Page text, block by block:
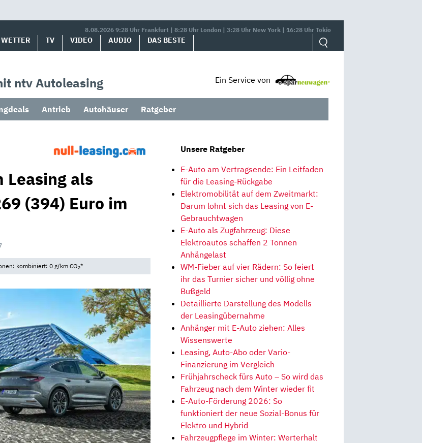
8.08.2026 9:28 Uhr Frankfurt | 8:28 Uhr London | 3:28 Uhr New York | 16:28 Uhr Tokio
WETTER TV VIDEO AUDIO DAS BESTE
ntv Autoleasing Ein Service von
Antrieb Autohäuser Ratgeber
Leasing als
(394) Euro im
kombiniert: 0 g/km CO2*
Unsere Ratgeber
E-Auto am Vertragsende: Ein Leitfaden
für die Leasing-Rückgabe
Elektromobilität auf dem Zweitmarkt:
Darum lohnt sich das Leasing von E-
Gebrauchtwagen
E-Auto als Zugfahrzeug: Diese
Elektroautos schaffen 2 Tonnen
Anhängelast
WM-Fieber auf vier Rädern: So feiert
ihr das Turnier sicher und völlig ohne
Bußgeld
Detaillierte Darstellung des Modells
der Leasingübernahme
Anhänger mit E-Auto ziehen: Alles
Wissenswerte
Leasing, Auto-Abo oder Vario-
Finanzierung im Vergleich
Frühjahrscheck fürs Auto – So wird das
Fahrzeug nach dem Winter wieder fit
E-Auto-Förderung 2026: So
funktioniert der neue Sozial-Bonus für
Elektro und Hybrid
Fahrzeugpflege im Winter: Werterhalt